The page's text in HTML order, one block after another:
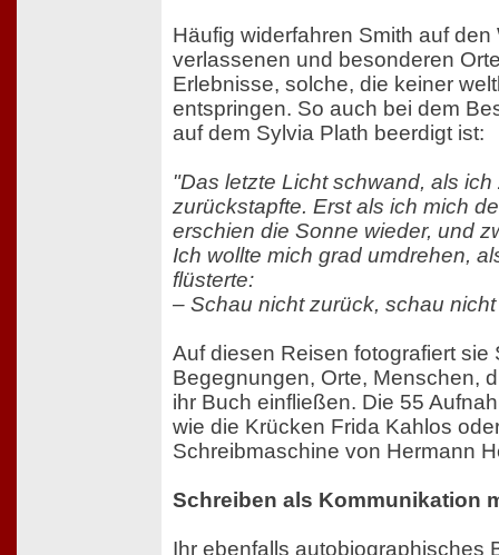
Häufig widerfahren Smith auf
verlassenen und besonderen
Erlebnisse, solche, die keiner
entspringen. So auch bei dem
auf dem Sylvia Plath beerdigt ist:
"Das letzte Licht schwand, als
zurückstapfte. Erst als ich mich
erschien die Sonne wieder, und
Ich wollte mich grad umdrehen,
flüsterte:
– Schau nicht zurück, schau
Auf diesen Reisen fotografiert sie
Begegnungen, Orte, Menschen,
ihr Buch einfließen. Die 55
wie die Krücken Frida Kahlos
Schreibmaschine von Hermann
Schreiben als Kommunikation
Ihr ebenfalls autobiographisches